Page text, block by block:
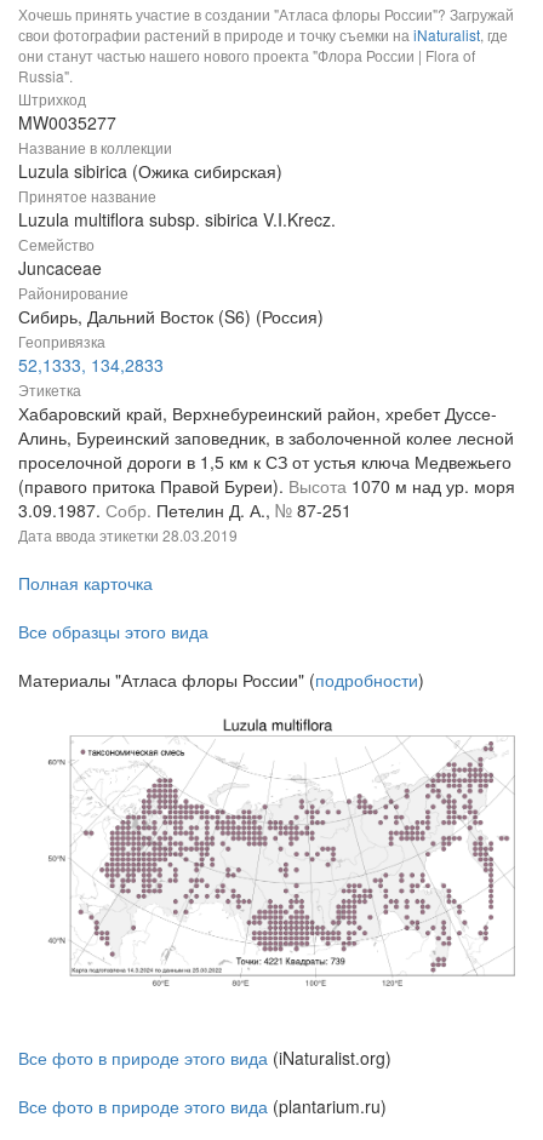
Хочешь принять участие в создании "Атласа флоры России"? Загружай
свои фотографии растений в природе и точку съемки на iNaturalist, где
они станут частью нашего нового проекта "Флора России | Flora of
Russia".
Штрихкод
MW0035277
Название в коллекции
Luzula sibirica (Ожика сибирская)
Принятое название
Luzula multiflora subsp. sibirica V.I.Krecz.
Семейство
Juncaceae
Районирование
Сибирь, Дальний Восток (S6) (Россия)
Геопривязка
52,1333, 134,2833
Этикетка
Хабаровский край, Верхнебуреинский район, хребет Дуссе-
Алинь, Буреинский заповедник, в заболоченной колее лесной
проселочной дороги в 1,5 км к СЗ от устья ключа Медвежьего
(правого притока Правой Буреи). Высота 1070 м над ур. моря
3.09.1987. Собр. Петелин Д. А., № 87-251
Дата ввода этикетки 28.03.2019
Полная карточка
Все образцы этого вида
Материалы "Атласа флоры России" (подробности)
Все фото в природе этого вида (iNaturalist.org)
Все фото в природе этого вида (plantarium.ru)